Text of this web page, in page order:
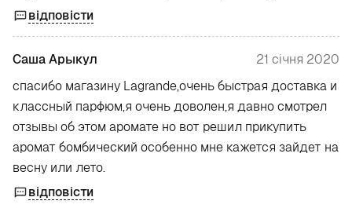
відповісти
Саша Арыкул
21 січня 2020
спасибо магазину Lagrande,очень быстрая доставка и
классный парфюм,я очень доволен,я давно смотрел
отзывы об этом аромате но вот решил прикупить
аромат бомбический особенно мне кажется зайдет на
весну или лето.
відповісти